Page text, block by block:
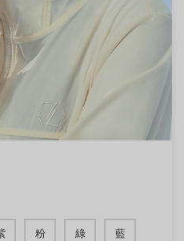
粉 綠 藍